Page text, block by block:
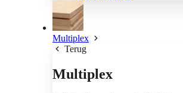
Multiplex
Terug
Multiplex